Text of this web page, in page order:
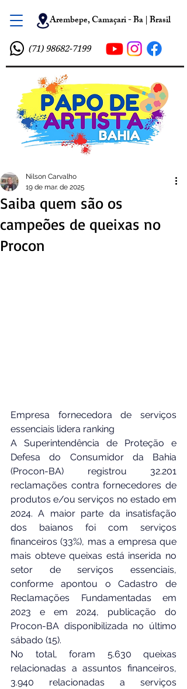
Arembepe, Camaçari - Ba | Brasil
(71) 98682-7199
Saiba quem são os
campeões de queixas no
Procon
Nilson Carvalho
19 de mar. de 2025
Empresa fornecedora de serviços
essenciais lidera ranking
A Superintendência de Proteção e
Defesa do Consumidor da Bahia
(Procon-BA) registrou 32.201
reclamações contra fornecedores de
produtos e/ou serviços no estado em
2024. A maior parte da insatisfação
dos baianos foi com serviços
financeiros (33%), mas a empresa que
mais obteve queixas está inserida no
setor de serviços essenciais,
conforme apontou o Cadastro de
Reclamações Fundamentadas em
2023 e em 2024, publicação do
Procon-BA disponibilizada no último
sábado (15).
No total, foram 5.630 queixas
relacionadas a assuntos financeiros,
3.940 relacionadas a serviços